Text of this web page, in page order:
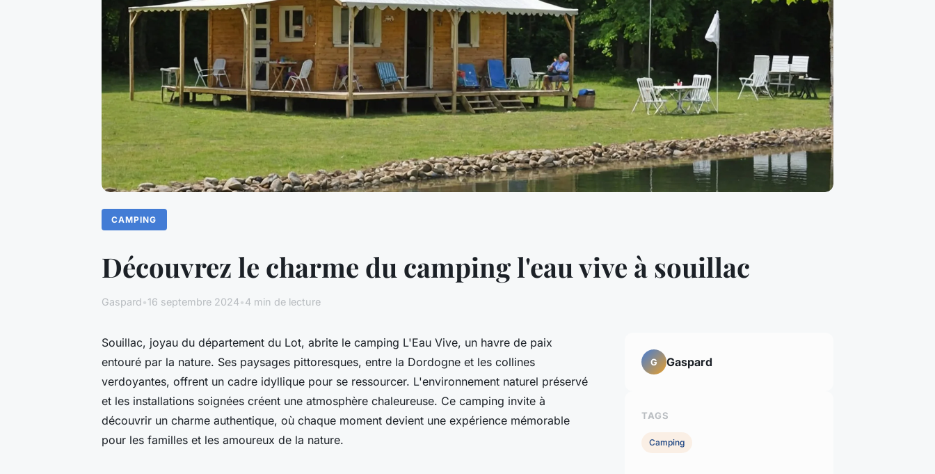
CAMPING
Découvrez le charme du camping l'eau vive à souillac
Gaspard•16 septembre 2024•4 min de lecture
Souillac, joyau du département du Lot, abrite le camping L'Eau Vive, un havre de paix
entouré par la nature. Ses paysages pittoresques, entre la Dordogne et les collines
verdoyantes, offrent un cadre idyllique pour se ressourcer. L'environnement naturel préservé
et les installations soignées créent une atmosphère chaleureuse. Ce camping invite à
découvrir un charme authentique, où chaque moment devient une expérience mémorable
pour les familles et les amoureux de la nature.
G Gaspard
TAGS
Camping